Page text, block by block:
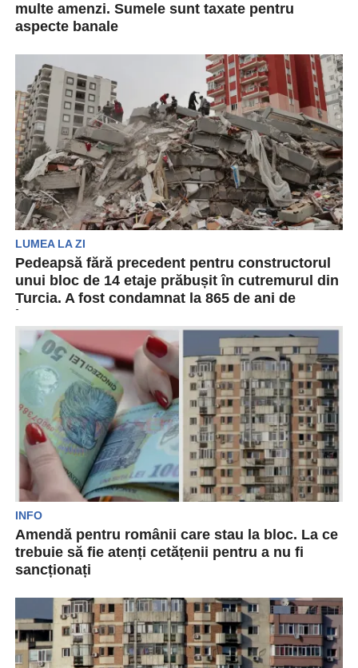
multe amenzi. Sumele sunt taxate pentru
aspecte banale
amendă semnificativă din cauza unui aspect
extrem...
LUMEA LA ZI
Pedeapsă fără precedent pentru constructorul
unui bloc de 14 etaje prăbușit în cutremurul din
Turcia. A fost condamnat la 865 de ani de
Constructorul unui bloc de 14 etaje prăbușit în
Adana, în urma devastatorului cutremur din
februarie 2023,...
INFO
Amendă pentru românii care stau la bloc. La ce
trebuie să fie atenți cetățenii pentru a nu fi
sancționați
a primi o amendă dacă nu respectă o...